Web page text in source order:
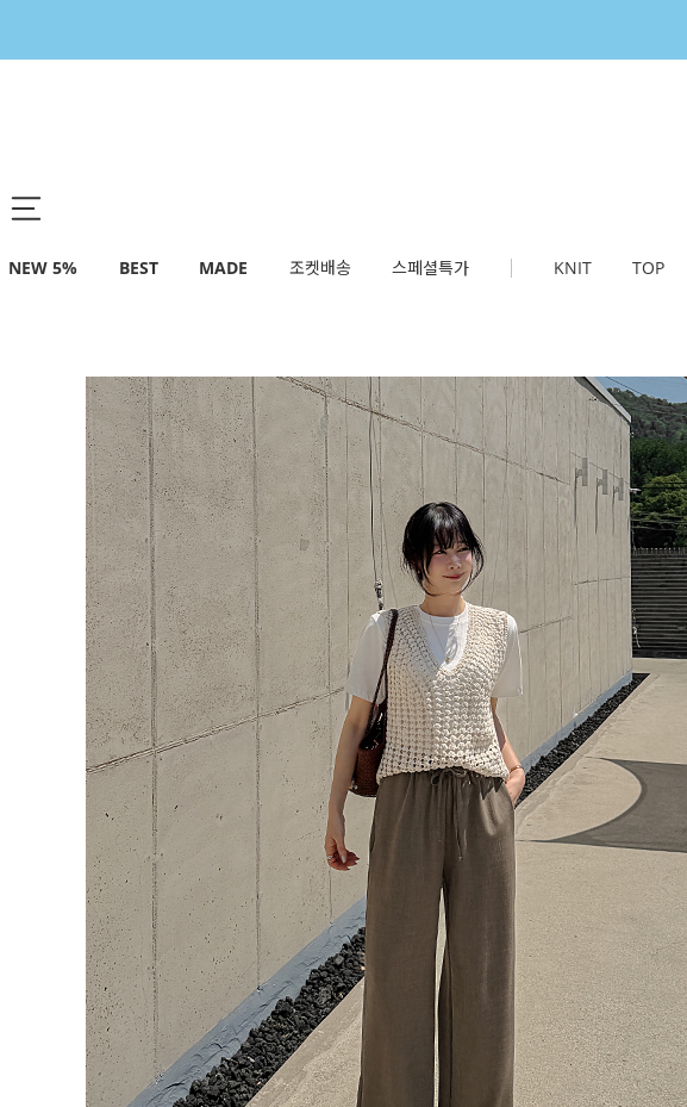
NEW 5% BEST MADE 조켓배송 스페셜특가 KNIT TOP